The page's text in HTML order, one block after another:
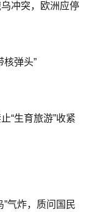
冲突，欧洲应停
核弹头”
“生育旅游”收紧
”气炸，质问国民